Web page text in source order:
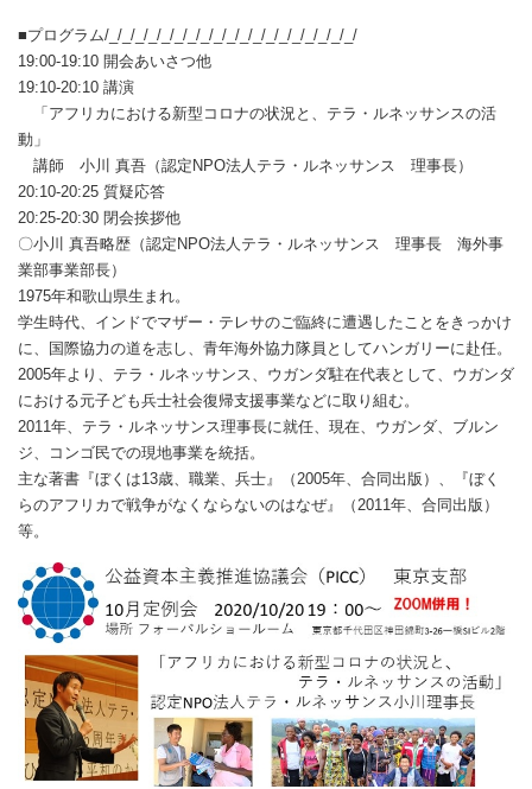
■プログラム/_/_/_/_/_/_/_/_/_/_/_/_/_/_/_/_/_/_/_/
19:00-19:10 開会あいさつ他
19:10-20:10 講演
「アフリカにおける新型コロナの状況と、テラ・ルネッサンスの活
動」
講師 小川 真吾（認定NPO法人テラ・ルネッサンス 理事長）
20:10-20:25 質疑応答
20:25-20:30 閉会挨拶他
〇小川 真吾略歴（認定NPO法人テラ・ルネッサンス 理事長 海外事
業部事業部長）
1975年和歌山県生まれ。
学生時代、インドでマザー・テレサのご臨終に遭遇したことをきっかけ
に、国際協力の道を志し、青年海外協力隊員としてハンガリーに赴任。
2005年より、テラ・ルネッサンス、ウガンダ駐在代表として、ウガンダ
における元子ども兵士社会復帰支援事業などに取り組む。
2011年、テラ・ルネッサンス理事長に就任、現在、ウガンダ、ブルン
ジ、コンゴ民での現地事業を統括。
主な著書『ぼくは13歳、職業、兵士』（2005年、合同出版）、『ぼく
らのアフリカで戦争がなくならないのはなぜ』（2011年、合同出版）
等。